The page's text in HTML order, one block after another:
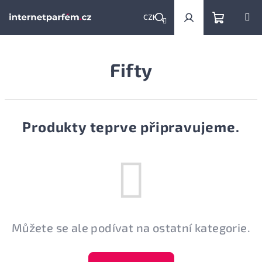
CZK
Hledat PřihlášeníNákupní
Fifty
Produkty teprve připravujeme.
Můžete se ale podívat na ostatní kategorie.